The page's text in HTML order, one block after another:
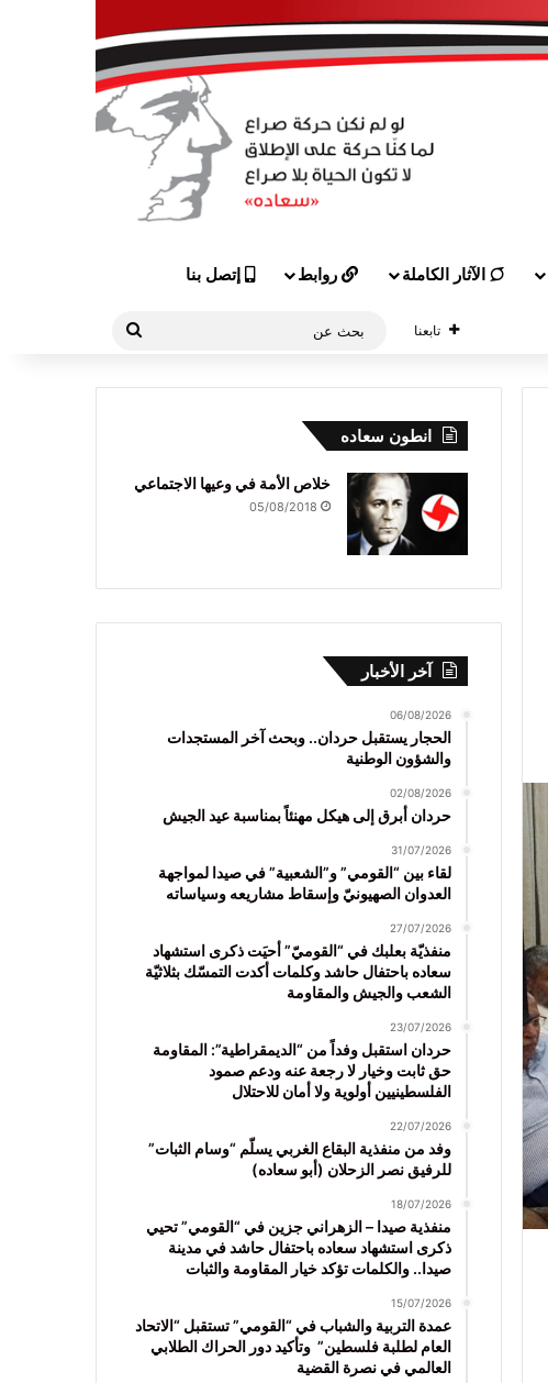
الآثار الكاملة روابط إتصل بنا
تابعنا
انطون سعاده
خلاص الأمة في وعيها الاجتماعي
05/08/2018
آخر الأخبار
06/08/2026
الحجار يستقبل حردان.. وبحث آخر المستجدات
والشؤون الوطنية
02/08/2026
حردان أبرق إلى هيكل مهنئاً بمناسبة عيد الجيش
31/07/2026
لقاء بين “القومي” و”الشعبية” في صيدا لمواجهة
العدوان الصهيونيّ وإسقاط مشاريعه وسياساته
27/07/2026
منفذيّة بعلبك في “القوميّ” أحيَت ذكرى استشهاد
سعاده باحتفال حاشد وكلمات أكدت التمسّك بثلاثيّة
الشعب والجيش والمقاومة
23/07/2026
حردان استقبل وفداً من “الديمقراطية”: المقاومة
حق ثابت وخيار لا رجعة عنه ودعم صمود
الفلسطينيين أولوية ولا أمان للاحتلال
22/07/2026
وفد من منفذية البقاع الغربي يسلّم “وسام الثبات”
للرفيق نصر الزحلان (أبو سعاده)
18/07/2026
منفذية صيدا – الزهراني جزين في “القومي” تحيي
ذكرى استشهاد سعاده باحتفال حاشد في مدينة
صيدا.. والكلمات تؤكد خيار المقاومة والثبات
15/07/2026
عمدة التربية والشباب في “القومي” تستقبل “الاتحاد
العام لطلبة فلسطين” وتأكيد دور الحراك الطلابي
العالمي في نصرة القضية